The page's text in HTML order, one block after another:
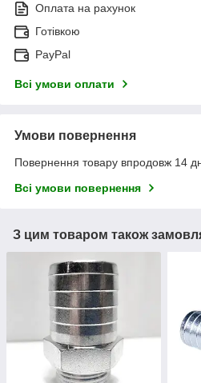
Оплата на рахунок
Готівкою
PayPal
Всі умови оплати
Умови повернення
Повернення товару впродовж 14
Всі умови повернення
З цим товаром також